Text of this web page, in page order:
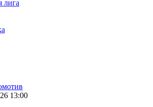
лига
13:00